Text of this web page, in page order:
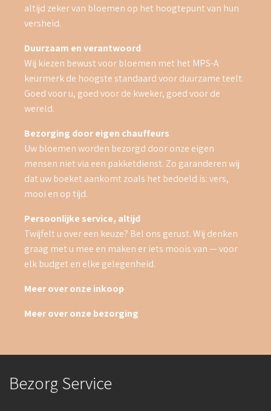
altijd zeker van bloemen op het hoogtepunt van hun
versheid.
Duurzaam en verantwoord
Wij kiezen bewust voor bloemen met het MPS-A
keurmerk de hoogste standaard voor duurzame teelt.
Goed voor u, goed voor de kweker, goed voor de
wereld.
Bezorging door eigen chauffeurs
Uw bloemen worden bezorgd door onze eigen
mensen niet via een pakketdienst. Zo garanderen wij
dat uw boeket aankomt zoals het bedoeld is: vers,
mooi en op tijd.
Persoonlijke service, altijd
Twijfelt u over een keuze? Bel ons gerust. Wij denken
graag met u mee en maken er iets moois van — voor
elk budget en elke gelegenheid.
Meer over onze inkoop
Meer over onze bezorging
Bezorg Service